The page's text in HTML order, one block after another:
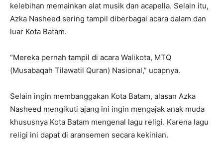
kelebihan memainkan alat musik dan acapella. Selain itu,
Azka Nasheed sering tampil diberbagai acara dalam dan
luar Kota Batam.
“Mereka pernah tampil di acara Walikota, MTQ
(Musabaqah Tilawatil Quran) Nasional,” ucapnya.
Selain ingin membanggakan Kota Batam, alasan Azka
Nasheed mengikuti ajang ini ingin mengajak anak muda
khususnya Kota Batam mengenal lagu religi. Karena lagu
religi ini dapat di aransemen secara kekinian.